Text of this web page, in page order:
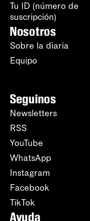
Tu ID (número de
suscripción)
Nosotros
Sobre la diaria
Equipo
Seguinos
Newsletters
RSS
YouTube
WhatsApp
Instagram
Facebook
TikTok
Ayuda